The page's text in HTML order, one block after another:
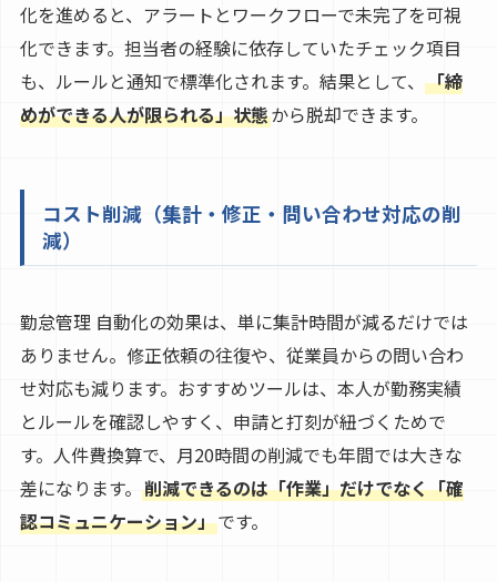
化を進めると、アラートとワークフローで未完了を可視
化できます。担当者の経験に依存していたチェック項目
も、ルールと通知で標準化されます。結果として、 「締
めができる人が限られる」状態から脱却できます。
コスト削減（集計・修正・問い合わせ対応の削
減）
勤怠管理 自動化の効果は、単に集計時間が減るだけでは
ありません。修正依頼の往復や、従業員からの問い合わ
せ対応も減ります。おすすめツールは、本人が勤務実績
とルールを確認しやすく、申請と打刻が紐づくためで
す。人件費換算で、月20時間の削減でも年間では大きな
差になります。 削減できるのは「作業」だけでなく「確
認コミュニケーション」です。